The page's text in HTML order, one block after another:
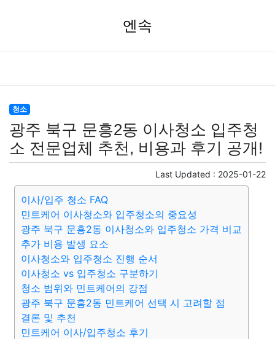
엔속
청소
광주 북구 문흥2동 이사청소 입주청
소 전문업체 추천, 비용과 후기 공개!
Last Updated : 2025-01-22
이사/입주 청소 FAQ
민트케어 이사청소와 입주청소의 중요성
광주 북구 문흥2동 이사청소와 입주청소 가격 비교
추가 비용 발생 요소
이사청소와 입주청소 진행 순서
이사청소 vs 입주청소 구분하기
청소 범위와 민트케어의 강점
광주 북구 문흥2동 민트케어 선택 시 고려할 점
결론 및 추천
민트케어 이사/입주청소 후기